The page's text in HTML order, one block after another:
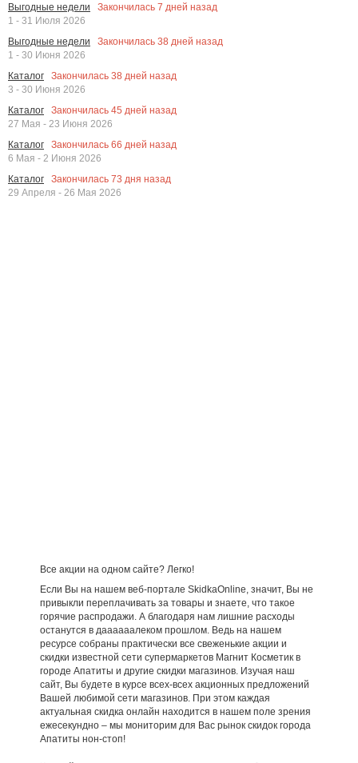
Выгодные недели Закончилась 7 дней назад
1 - 31 Июля 2026
Выгодные недели
Закончилась 38 дней назад
1 - 30 Июня 2026
Каталог
Закончилась 38 дней назад
3 - 30 Июня 2026
Каталог
Закончилась 45 дней назад
27 Мая - 23 Июня 2026
Каталог
Закончилась 66 дней назад
6 Мая - 2 Июня 2026
Каталог
Закончилась 73 дня назад
29 Апреля - 26 Мая 2026
Все акции на одном сайте? Легко!
Если Вы на нашем веб-портале SkidkaOnline, значит, Вы не
привыкли переплачивать за товары и знаете, что такое
горячие распродажи. А благодаря нам лишние расходы
останутся в даааааалеком прошлом. Ведь на нашем
ресурсе собраны практически все свеженькие акции и
скидки известной сети супермаркетов Магнит Косметик в
городе Апатиты и другие скидки магазинов. Изучая наш
сайт, Вы будете в курсе всех-всех акционных предложений
Вашей любимой сети магазинов. При этом каждая
актуальная скидка онлайн находится в нашем поле зрения
ежесекундно – мы мониторим для Вас рынок скидок города
Апатиты нон-стоп!